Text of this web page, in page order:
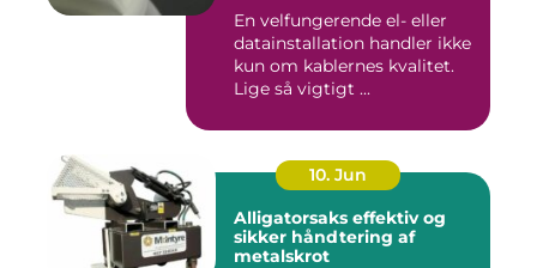
En velfungerende el- eller
datainstallation handler ikke
kun om kablernes kvalitet.
Lige så vigtigt ...
10. Jun
Alligatorsaks effektiv og
sikker håndtering af
metalskrot